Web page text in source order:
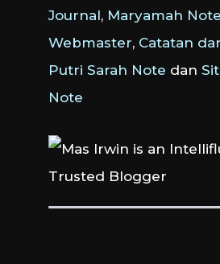
Journal, Maryamah
Webmaster, Catatan
Putri Sarah Note dan
Note